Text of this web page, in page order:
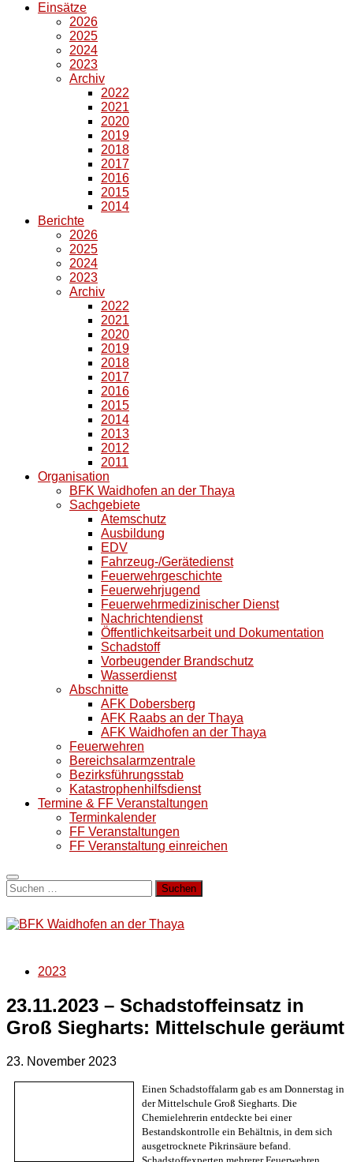
Einsätze
2026
2025
2024
2023
Archiv
2022
2021
2020
2019
2018
2017
2016
2015
2014
Berichte
2026
2025
2024
2023
Archiv
2022
2021
2020
2019
2018
2017
2016
2015
2014
2013
2012
2011
Organisation
BFK Waidhofen an der Thaya
Sachgebiete
Atemschutz
Ausbildung
EDV
Fahrzeug-/Gerätedienst
Feuerwehrgeschichte
Feuerwehrjugend
Feuerwehrmedizinischer Dienst
Nachrichtendienst
Öffentlichkeitsarbeit und Dokumentation
Schadstoff
Vorbeugender Brandschutz
Wasserdienst
Abschnitte
AFK Dobersberg
AFK Raabs an der Thaya
AFK Waidhofen an der Thaya
Feuerwehren
Bereichsalarmzentrale
Bezirksführungsstab
Katastrophenhilfsdienst
Termine & FF Veranstaltungen
Terminkalender
FF Veranstaltungen
FF Veranstaltung einreichen
Suchen
nach:
2023
23.11.2023 – Schadstoffeinsatz in
Groß Siegharts: Mittelschule geräumt
23. November 2023
Einen Schadstoffalarm gab es am Donnerstag in
der Mittelschule Groß Siegharts. Die
Chemielehrerin entdeckte bei einer
Bestandskontrolle ein Behältnis, in dem sich
ausgetrocknete Pikrinsäure befand.